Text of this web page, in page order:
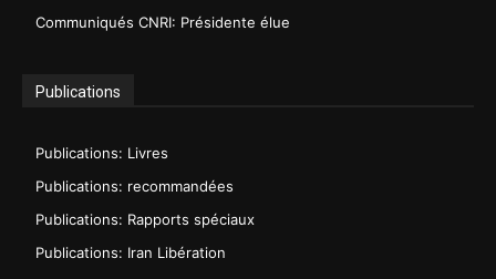
Communiqués CNRI: Présidente élue
Publications
Publications: Livres
Publications: recommandées
Publications: Rapports spéciaux
Publications: Iran Libération